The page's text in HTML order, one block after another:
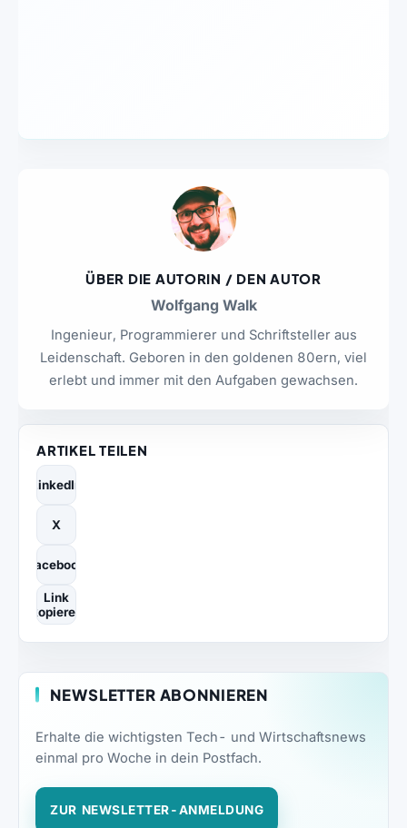
ÜBER DIE AUTORIN / DEN AUTOR
Wolfgang Walk
Ingenieur, Programmierer und Schriftsteller aus
Leidenschaft. Geboren in den goldenen 80ern, viel
erlebt und immer mit den Aufgaben gewachsen.
ARTIKEL TEILEN
LinkedIn
X
Facebook
Link
kopieren
NEWSLETTER ABONNIEREN
Erhalte die wichtigsten Tech- und Wirtschaftsnews
einmal pro Woche in dein Postfach.
ZUR NEWSLETTER-ANMELDUNG